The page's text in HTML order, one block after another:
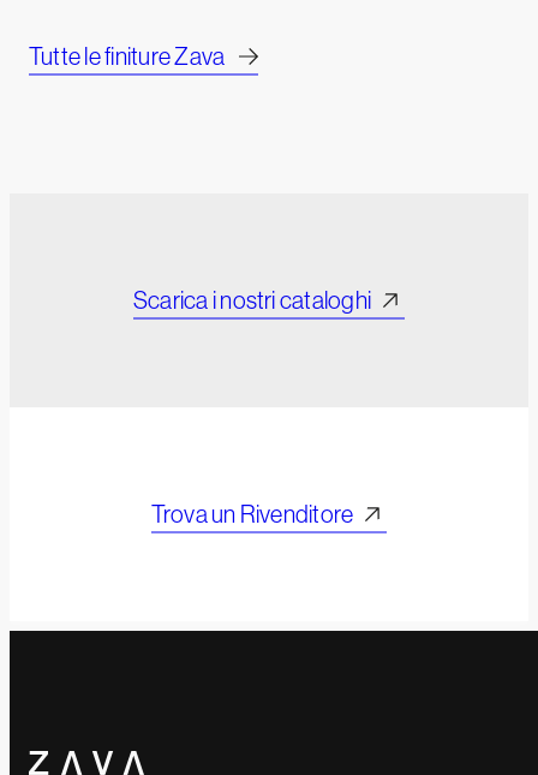
Tutte le finiture Zava
Scarica i nostri cataloghi
Trova un Rivenditore